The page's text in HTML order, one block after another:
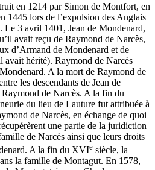
en 1214 par Simon de Montfort, en
1445 lors de l’expulsion des Anglais
Le 3 avril 1401, Jean de Mondenard,
avait reçu de Raymond de Narcès,
d’Armand de Mondenard et de
hérité). Raymond de Narcès
A la mort de Raymond de
les descendants de Jean de
de Narcès. A la fin du
du lieu de Lauture fut attribuée à
de Narcès, en échange de quoi
une partie de la juridiction
de Narcès ainsi que leurs droits
A la fin du XVIe siècle, la
la famille de Montagut. En 1578,